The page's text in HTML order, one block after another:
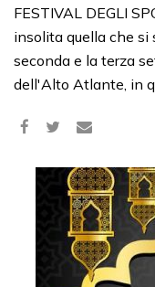
FESTIVAL DEGLI
insolita quella che
seconda e la terza
dell'Alto Atlante, in
Share
Facebook
Tweet